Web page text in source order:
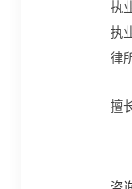
执
执
律
擅